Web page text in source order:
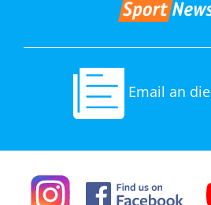
Email an die